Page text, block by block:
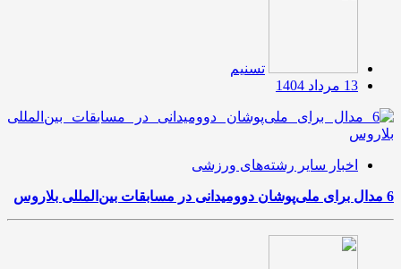
تسنیم
13 مرداد 1404
اخبار سایر رشته‌های ورزشی
6 مدال برای ملی‌پوشان دوومیدانی در مسابقات بین‌المللی بلاروس